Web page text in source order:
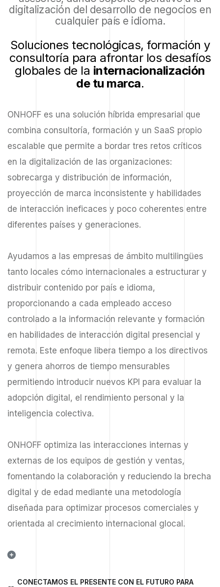
digitalización del desarrollo de negocios en
cualquier país e idioma.
Soluciones tecnológicas, formación y
consultoría para afrontar los desafíos
globales de la internacionalización
de tu marca.
ONHOFF es una solución híbrida empresarial que
combina consultoría, formación y un SaaS propio
escalable que permite a bordar tres retos críticos
en la digitalización de las organizaciones:
sobrecarga y distribución de información,
proyección de marca inconsistente y habilidades
de interacción ineficaces y poco coherentes entre
diferentes países y generaciones.
Ayudamos a las empresas de ámbito multilingües
tanto locales cómo internacionales a estructurar y
distribuir contenido por país e idioma,
proporcionando a cada empleado acceso
controlado a la información relevante y formación
en habilidades de interacción digital presencial y
remota. Este enfoque libera tiempo a los directivos
y genera ahorros de tiempo mensurables
permitiendo introducir nuevos KPI para evaluar la
adopción digital, el rendimiento personal y la
inteligencia colectiva.
ONHOFF optimiza las interacciones internas y
externas de los equipos de gestión y ventas,
fomentando la colaboración y reduciendo la brecha
digital y de edad mediante una metodología
diseñada para optimizar procesos comerciales y
orientada al crecimiento internacional glocal.
CONECTAMOS EL PRESENTE CON EL FUTURO PARA